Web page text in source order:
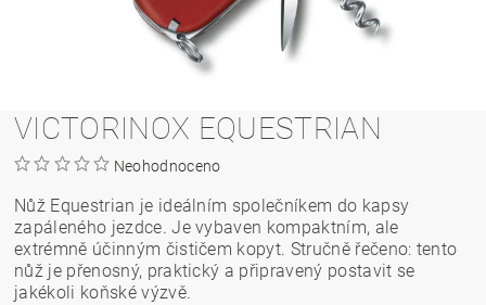
VICTORINOX EQUESTRIAN
Neohodnoceno
Nůž Equestrian je ideálním společníkem do kapsy
zapáleného jezdce. Je vybaven kompaktním, ale
extrémně účinným čističem kopyt. Stručně řečeno: tento
nůž je přenosný, praktický a připravený postavit se
jakékoli koňské výzvě.